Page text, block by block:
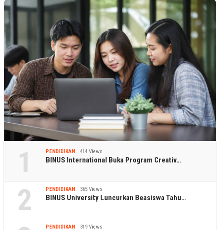
1 PENDIDIKAN 414 Views
BINUS International Buka Program Creativ…
2 PENDIDIKAN 365 Views
BINUS University Luncurkan Beasiswa Tahu…
PENDIDIKAN 319 Views